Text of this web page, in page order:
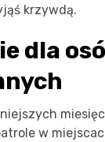
krzywdą.
dla
w